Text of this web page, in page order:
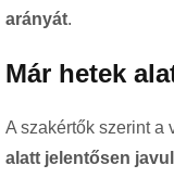
arányát.
Már hetek
A szakértők szerint a
alatt jelentősen